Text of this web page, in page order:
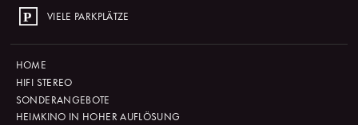
VIELE PARKPLÄTZE
HOME
HIFI STEREO
SONDERANGEBOTE
HEIMKINO IN HOHER AUFLÖSUNG